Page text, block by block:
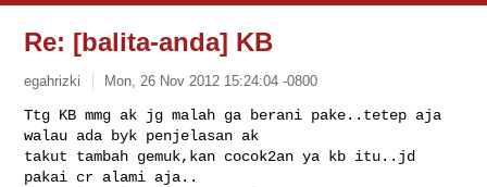
Re: [balita-anda] KB
egahrizki Mon, 26 Nov 2012 15:24:04 -0800
Ttg KB mmg ak jg malah ga berani pake..tetep aja
walau ada byk penjelasan ak
takut tambah gemuk,kan cocok2an ya kb itu..jd
pakai cr alami aja..